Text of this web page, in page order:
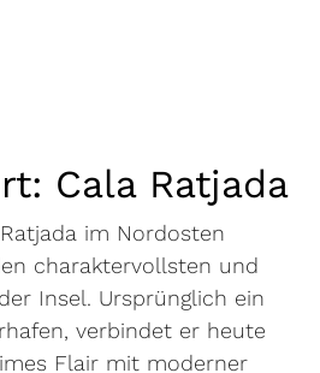
Cala Ratjada
im Nordosten
charaktervollsten und
Insel. Ursprünglich ein
verbindet er heute
Flair mit moderner